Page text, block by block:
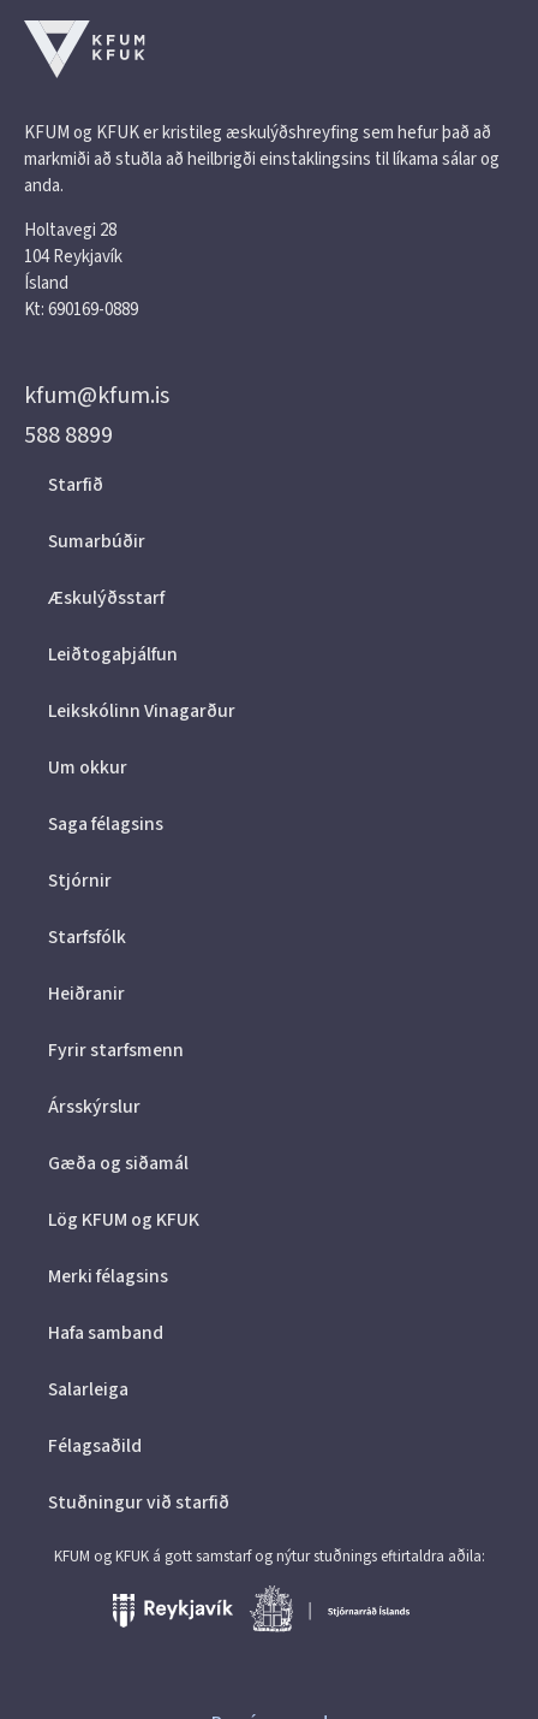
KFUM og KFUK er kristileg æskulýðshreyfing sem hefur það að
markmiði að stuðla að heilbrigði einstaklingsins til líkama sálar og
anda.
Holtavegi 28
104 Reykjavík
Ísland
Kt: 690169-0889
kfum@kfum.is
588 8899
Starfið
Sumarbúðir
Æskulýðsstarf
Leiðtogaþjálfun
Leikskólinn Vinagarður
Um okkur
Saga félagsins
Stjórnir
Starfsfólk
Heiðranir
Fyrir starfsmenn
Ársskýrslur
Gæða og siðamál
Lög KFUM og KFUK
Merki félagsins
Hafa samband
Salarleiga
Félagsaðild
Stuðningur við starfið
KFUM og KFUK á gott samstarf og nýtur stuðnings eftirtaldra aðila: